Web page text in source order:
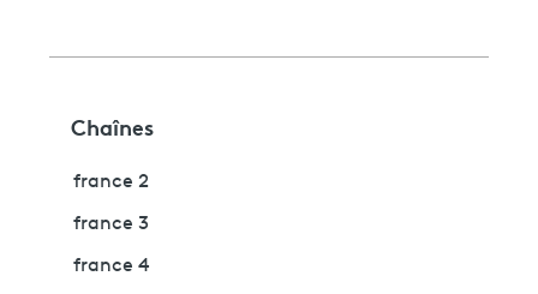
Chaînes
france 2
france 3
france 4